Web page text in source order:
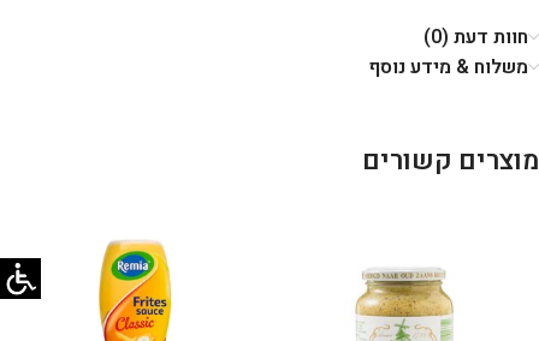
חוות דעת (0)
משלוח & מידע נוסף
מוצרים קשורים